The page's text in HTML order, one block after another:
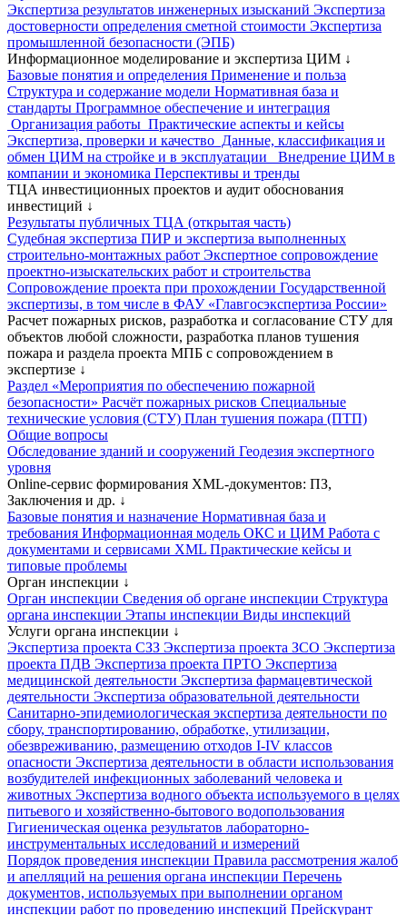
Экспертиза результатов инженерных изысканий Экспертиза
достоверности определения сметной стоимости Экспертиза
промышленной безопасности (ЭПБ)
Информационное моделирование и экспертиза ЦИМ ↓
Базовые понятия и определения Применение и польза
Структура и содержание модели Нормативная база и
стандарты Программное обеспечение и интеграция
Организация работы Практические аспекты и кейсы
Экспертиза, проверки и качество Данные, классификация и
обмен ЦИМ на стройке и в эксплуатации
Внедрение ЦИМ в
компании и экономика Перспективы и тренды
ТЦА инвестиционных проектов и аудит обоснования
инвестиций ↓
Результаты публичных ТЦА (открытая часть)
Судебная экспертиза ПИР и экспертиза выполненных
строительно-монтажных работ Экспертное сопровождение
проектно-изыскательских работ и строительства
Сопровождение проекта при прохождении Государственной
экспертизы, в том числе в ФАУ «Главгосэкспертиза России»
Расчет пожарных рисков, разработка и согласование СТУ для
объектов любой сложности, разработка планов тушения
пожара и раздела проекта МПБ с сопровождением в
экспертизе ↓
Раздел «Мероприятия по обеспечению пожарной
безопасности» Расчёт пожарных рисков Специальные
технические условия (СТУ) План тушения пожара (ПТП)
Общие вопросы
Обследование зданий и сооружений Геодезия экспертного
уровня
Online-сервис формирования XML-документов: ПЗ,
Заключения и др. ↓
Базовые понятия и назначение Нормативная база и
требования Информационная модель ОКС и ЦИМ Работа с
документами и сервисами XML Практические кейсы и
типовые проблемы
Орган инспекции ↓
Орган инспекции Сведения об органе инспекции Структура
органа инспекции Этапы инспекции Виды инспекций
Услуги органа инспекции ↓
Экспертиза проекта СЗЗ Экспертиза проекта ЗСО Экспертиза
проекта ПДВ Экспертиза проекта ПРТО Экспертиза
медицинской деятельности Экспертиза фармацевтической
деятельности Экспертиза образовательной деятельности
Санитарно-эпидемиологическая экспертиза деятельности по
сбору, транспортированию, обработке, утилизации,
обезвреживанию, размещению отходов I-IV классов
опасности Экспертиза деятельности в области использования
возбудителей инфекционных заболеваний человека и
животных Экспертиза водного объекта используемого в целях
питьевого и хозяйственно-бытового водопользования
Гигиеническая оценка результатов лабораторно-
инструментальных исследований и измерений
Порядок проведения инспекции Правила рассмотрения жалоб
и апелляций на решения органа инспекции Перечень
документов, используемых при выполнении органом
инспекции работ по проведению инспекций Прейскурант